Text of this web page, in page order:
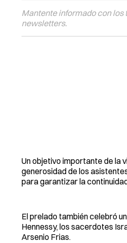
Mantente informado con
newsletters.
Un objetivo importante de la
generosidad de los
para garantizar la
El prelado también celebró
Hennessy, los sacerdotes
Arsenio Frias.